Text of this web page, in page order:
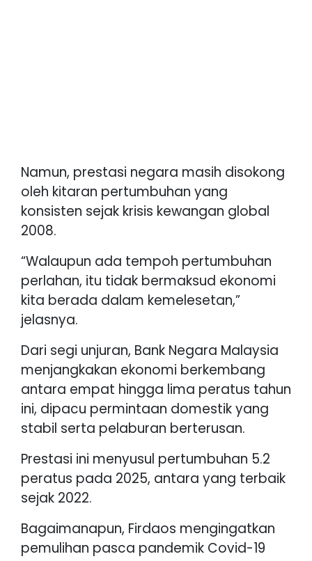
Namun, prestasi negara masih disokong
oleh kitaran pertumbuhan yang
konsisten sejak krisis kewangan global
2008.
“Walaupun ada tempoh pertumbuhan
perlahan, itu tidak bermaksud ekonomi
kita berada dalam kemelesetan,”
jelasnya.
Dari segi unjuran, Bank Negara Malaysia
menjangkakan ekonomi berkembang
antara empat hingga lima peratus tahun
ini, dipacu permintaan domestik yang
stabil serta pelaburan berterusan.
Prestasi ini menyusul pertumbuhan 5.2
peratus pada 2025, antara yang terbaik
sejak 2022.
Bagaimanapun, Firdaos mengingatkan
pemulihan pasca pandemik Covid-19